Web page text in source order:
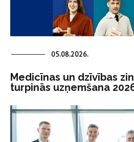
05.08.2026.
Medicīnas un dzīvības
turpinās uzņemšana